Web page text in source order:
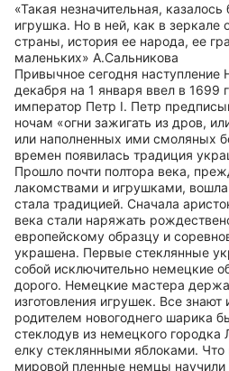
«Такая незначительная,
игрушка. Но в ней, как в зеркале
страны, история ее народа, ее
маленьких» А.Сальникова
Привычное сегодня наступление
декабря на 1 января ввел в 1699
император Петр I. Петр
ночам «огни зажигать из дров,
или наполненных ими смоляных
времен появилась традиция
Прошло почти полтора века,
лакомствами и игрушками,
стала традицией. Сначала
века стали наряжать
европейскому образцу и
украшена. Первые стеклянные
собой исключительно немецкие
дорого. Немецкие мастера
изготовления игрушек. Все
родителем новогоднего шарика
стеклодув из немецкого
елку стеклянными яблоками.
мировой пленные немцы научили